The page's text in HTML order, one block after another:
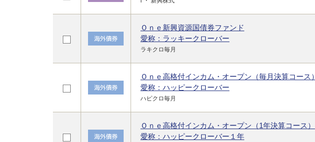
Ｏｎｅ新興資源国債券ファンド
愛称：ラッキークローバー
ラキクロ毎月
Ｏｎｅ高格付インカム・オープン（毎月決算コース）
愛称：ハッピークローバー
ハピクロ毎月
Ｏｎｅ高格付インカム・オープン（1年決算コース）
愛称：ハッピークローバー１年